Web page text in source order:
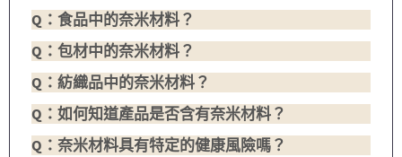
Q：食品中的奈米材料？
Q：包材中的奈米材料？
Q：紡織品中的奈米材料？
Q：如何知道產品是否含有奈米材料？
Q：奈米材料具有特定的健康風險嗎？